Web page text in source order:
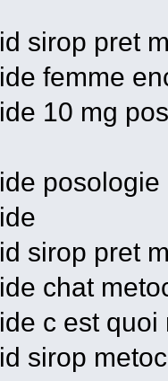
sirop pret
femme
10 mg
sirop pret
chat
c est
sirop